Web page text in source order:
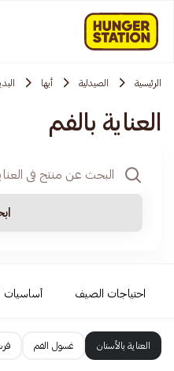
الرئيسية الصيدلية أبها
العناية بالفم
احتياجات الصيف أساسيات
العناية بالأسنان غسول الفم